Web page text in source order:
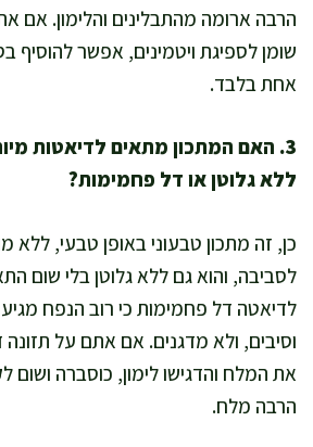
הרבה ארומה מהתבלינים והלימון. אם
שומן לספיגת ויטמינים, אפשר להוסיף
אחת בלבד.
3. האם המתכון מתאים לדיאטות
ללא גלוטן או דל פחמימות?
כן, זה מתכון טבעוני באופן טבעי, ללא
לסביבה, והוא גם ללא גלוטן בלי שום
לדיאטה דל פחמימות כי רוב הנפח מגיע
וסיבים, ולא מדגנים. אם אתם על
את המלח והדגישו לימון, כוסברה
הרבה מלח.